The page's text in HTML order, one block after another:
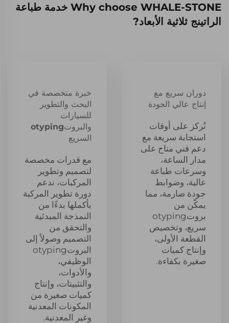
Why choose WHALE-STONE خدمة طباعة
الراتينج ثلاثية الأبعاد?
دوران سريع مع
إنتاج عالي الجودة
نُركز على أوقات
استجابة سريعة مع
دعم فني متاح على
مدار الساعة،
وسرعات طباعة
عالية، وضوابط
جودة صارمة، مما
يمكّن من
بروتotyping
سريع، وتخصيص
القطعة الأولى،
وإنتاج كميات
صغيرة بكفاءة.
خبرة متخصصة في
البحث والتطوير
للسيارات
والبروتotyping
السريع
مع قدرات مخصصة
لتصميم وتطوير
المركبات، ندعم
دورة تطوير المركبة
بأكملها بدءًا من
النمذجة المبدئية
والتحقق من
التصميم وصولاً إلى
البروتotyping
الوظيفي،
والأدوات،
والتثبيتات، وإنتاج
كميات صغيرة من
المكونات المعدنية
وغير المعدنية.